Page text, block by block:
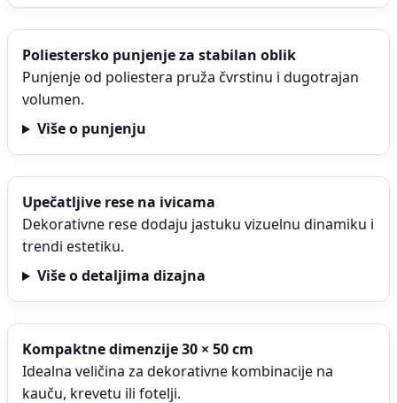
Poliestersko punjenje za stabilan oblik
Punjenje od poliestera pruža čvrstinu i dugotrajan
volumen.
Više o punjenju
Upečatljive rese na ivicama
Dekorativne rese dodaju jastuku vizuelnu dinamiku i
trendi estetiku.
Više o detaljima dizajna
Kompaktne dimenzije 30 × 50 cm
Idealna veličina za dekorativne kombinacije na
kauču, krevetu ili fotelji.